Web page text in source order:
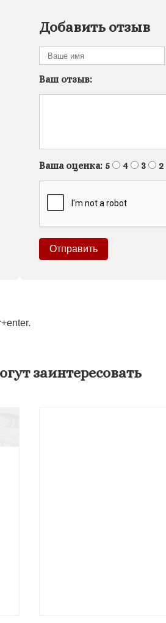
Добавить отзыв
Ваш отзыв:
Ваша оценка: 5 4 3 2
заинтересовать